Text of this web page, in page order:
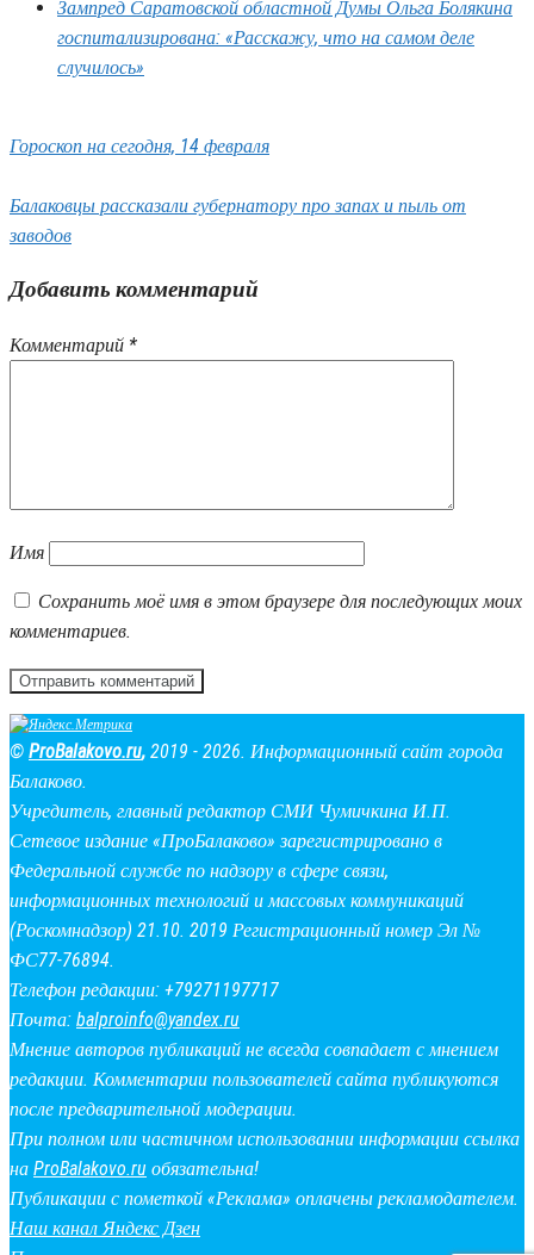
Зампред Саратовской областной Думы Ольга Болякина
госпитализирована: «Расскажу, что на самом деле
случилось»
Гороскоп на сегодня, 14 февраля
Балаковцы рассказали губернатору про запах и пыль от
заводов
Добавить комментарий
Комментарий *
Имя
Сохранить моё имя в этом браузере для последующих моих
комментариев.
© ProBalakovo.ru, 2019 - 2026. Информационный сайт города
Балаково.
Учредитель, главный редактор СМИ Чумичкина И.П.
Сетевое издание «ПроБалаково» зарегистрировано в
Федеральной службе по надзору в сфере связи,
информационных технологий и массовых коммуникаций
(Роскомнадзор) 21.10. 2019 Регистрационный номер Эл №
ФС77-76894.
Телефон редакции: +79271197717
Почта: balproinfo@yandex.ru
Мнение авторов публикаций не всегда совпадает с мнением
редакции. Комментарии пользователей сайта публикуются
после предварительной модерации.
При полном или частичном использовании информации ссылка
на ProBalakovo.ru обязательна!
Публикации с пометкой «Реклама» оплачены рекламодателем.
Наш канал Яндекс Дзен